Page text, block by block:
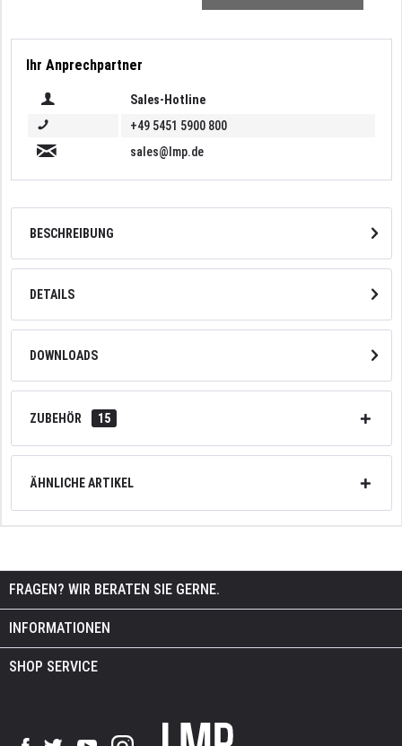
Ihr Anprechpartner
Sales-Hotline
+49 5451 5900 800
sales@lmp.de
BESCHREIBUNG
DETAILS
DOWNLOADS
ZUBEHÖR 15
ÄHNLICHE ARTIKEL
FRAGEN? WIR BERATEN SIE GERNE.
INFORMATIONEN
SHOP SERVICE